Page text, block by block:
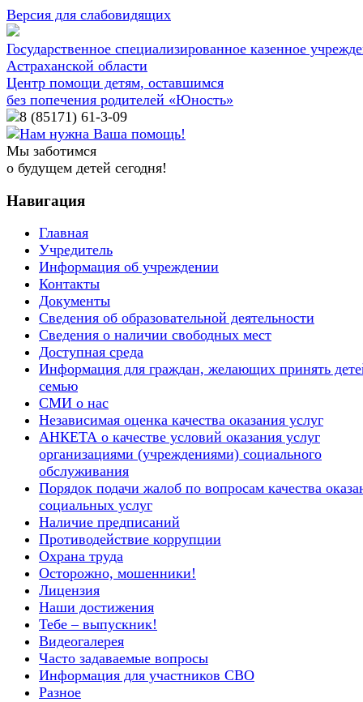
Версия для слабовидящих
Государственное специализированное казенное
Астраханской области
Центр помощи детям, оставшимся
без попечения родителей «Юность»
8 (85171) 61-3-09
Нам нужна Ваша помощь!
Мы заботимся
о будущем детей сегодня!
Навигация
Главная
Учредитель
Информация об учреждении
Контакты
Документы
Сведения об образовательной деятельности
Сведения о наличии свободных мест
Доступная среда
Информация для граждан, желающих принять
семью
СМИ о нас
Независимая оценка качества оказания услуг
АНКЕТА о качестве условий оказания услуг
организациями (учреждениями) социального
обслуживания
Порядок подачи жалоб по вопросам качества
социальных услуг
Наличие предписаний
Противодействие коррупции
Охрана труда
Осторожно, мошенники!
Лицензия
Наши достижения
Тебе – выпускник!
Видеогалерея
Часто задаваемые вопросы
Информация для участников СВО
Разное